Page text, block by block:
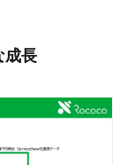
成長